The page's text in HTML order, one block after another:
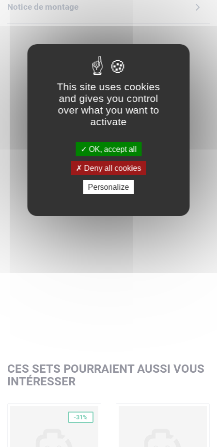
valeur année après année dans le cadre de vos décorations
de fête d'anniversaire ? Mais ce set n'est pas réservé aux
anniversaires : ce gâteau LEGO constitue également un
occasion. Vous reprendrez bien une part de bonheur lors de
Notice de montage
CES SETS POURRAIENT AUSSI VOUS
INTÉRESSER
-31%
This site uses cookies
and gives you control
over what you want to
activate
OK, accept all
Deny all cookies
Personalize